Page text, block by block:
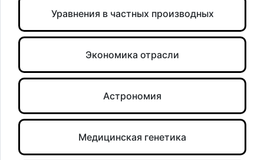
Уравнения в частных производных
Экономика отрасли
Астрономия
Медицинская генетика